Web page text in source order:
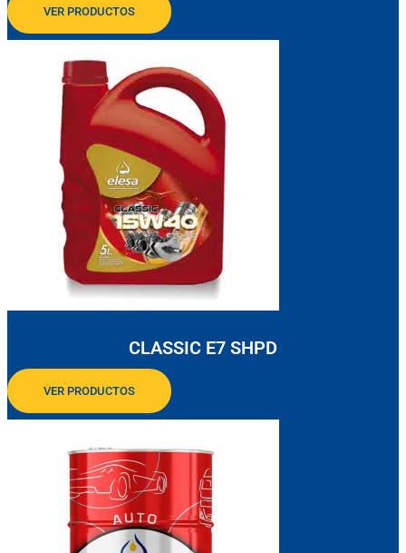
VER PRODUCTOS
CLASSIC E7 SHPD
VER PRODUCTOS